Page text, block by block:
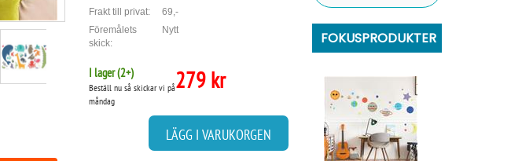
Frakt till privat:
69,-
Föremålets
skick:
Nytt
I lager (2+)
Beställ nu så skickar vi på
måndag
279 kr
LÄGG I VARUKORGEN
FOKUSPRODUKTER